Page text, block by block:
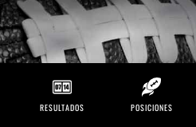
RESULTADOS POSICIONES